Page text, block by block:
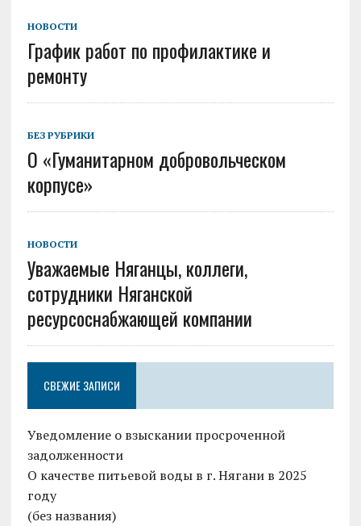
НОВОСТИ
График работ по профилактике и
ремонту
БЕЗ РУБРИКИ
О «Гуманитарном добровольческом
корпусе»
НОВОСТИ
Уважаемые Няганцы, коллеги,
сотрудники Няганской
ресурсоснабжающей компании
СВЕЖИЕ ЗАПИСИ
Уведомление о взыскании просроченной
задолженности
О качестве питьевой воды в г. Нягани в 2025
году
(без названия)